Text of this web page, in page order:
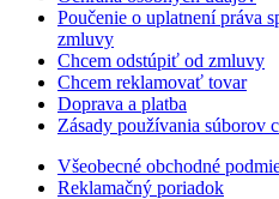
Poučenie o uplatnení práva
zmluvy
Chcem odstúpiť od zmluvy
Chcem reklamovať tovar
Doprava a platba
Zásady používania súborov
Všeobecné obchodné
Reklamačný poriadok